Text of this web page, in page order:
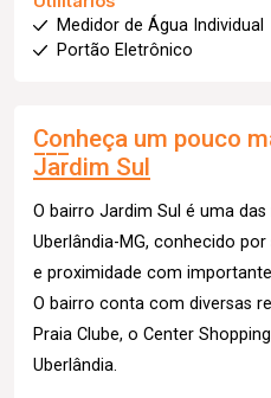
Medidor de Água Individual
Portão Eletrônico
Conheça um pouco
Jardim Sul
O bairro Jardim Sul é uma
Uberlândia-MG, conhecido
e proximidade com
O bairro conta com diversas
Praia Clube, o Center
Uberlândia.